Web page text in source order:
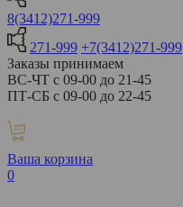
8(3412)271-999
271-999 +7(3412)271-999
Заказы принимаем
ВС-ЧТ с 09-00 до 21-45
ПТ-СБ с 09-00 до 22-45
Ваша корзина
0